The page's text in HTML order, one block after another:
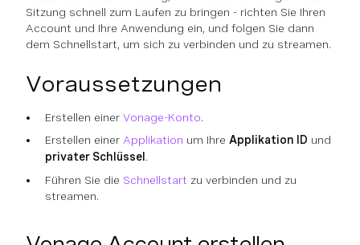
Sitzung schnell zum Laufen zu bringen - richten Sie Ihren
Account und Ihre Anwendung ein, und folgen Sie dann
dem Schnellstart, um sich zu verbinden und zu streamen.
Voraussetzungen
Erstellen einer Vonage-Konto.
Erstellen einer Applikation um Ihre Applikation ID und
privater Schlüssel .
Führen Sie die Schnellstart zu verbinden und zu
streamen.